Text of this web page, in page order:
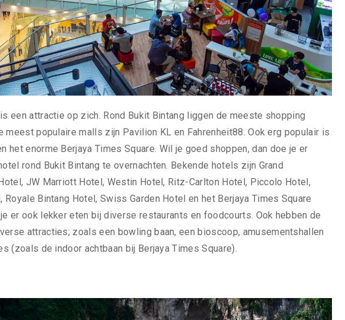
een attractie op zich. Rond Bukit Bintang liggen de meeste shopping
meest populaire malls zijn Pavilion KL en Fahrenheit88. Ook erg populair is
het enorme Berjaya Times Square. Wil je goed shoppen, dan doe je er
rond Bukit Bintang te overnachten. Bekende hotels zijn Grand
JW Marriott Hotel, Westin Hotel, Ritz-Carlton Hotel, Piccolo Hotel,
Bintang Hotel, Swiss Garden Hotel en het Berjaya Times Square
er ook lekker eten bij diverse restaurants en foodcourts. Ook hebben de
attracties; zoals een bowling baan, een bioscoop, amusementshallen
(zoals de indoor achtbaan bij Berjaya Times Square).